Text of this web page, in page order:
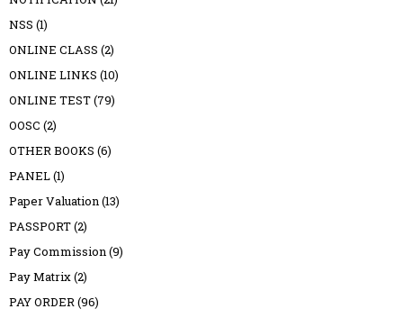
NSS (1)
ONLINE CLASS (2)
ONLINE LINKS (10)
ONLINE TEST(79)
OOSC (2)
OTHER BOOKS (6)
PANEL(1)
Paper Valuation(13)
PASSPORT(2)
Pay Commission(9)
Pay Matrix(2)
PAY ORDER(96)